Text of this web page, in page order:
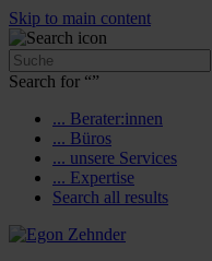
Skip to main content
Search for “”
... Berater:innen
... Büros
... unsere Services
... Expertise
Search all results